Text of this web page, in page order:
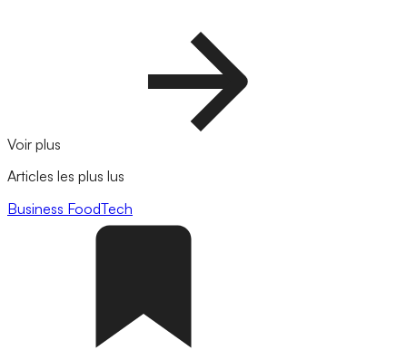
Voir plus
Articles les plus lus
Business FoodTech